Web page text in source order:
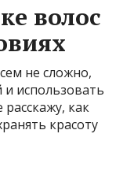
волос
не сложно,
и использовать
как
красоту